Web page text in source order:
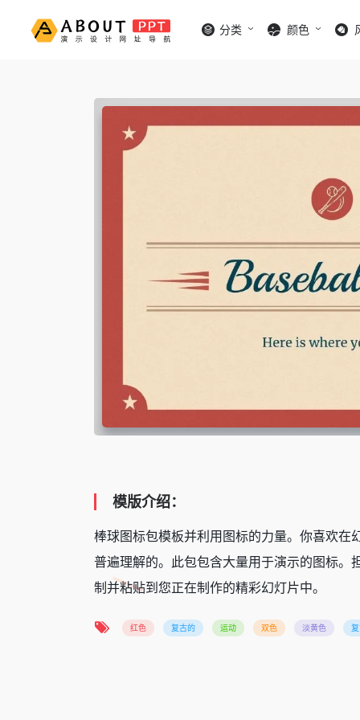
分类 颜色
模版介绍：
棒球图标包模板并利用图标的力量。你喜欢在
普遍理解的。此包包含大量用于演示的图标
制并粘贴到您正在制作的精彩幻灯片中。
红色 复古的 运动 双色 淡黄色